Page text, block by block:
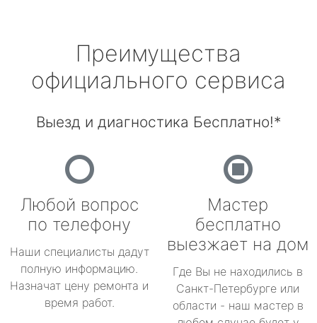
Преимущества
официального сервиса
Выезд и диагностика Бесплатно!*
Любой вопрос
по телефону
Наши специалисты дадут
полную информацию.
Назначат цену ремонта и
время работ.
Мастер
бесплатно
выезжает на дом
Где Вы не находились в
Санкт-Петербурге или
области - наш мастер в